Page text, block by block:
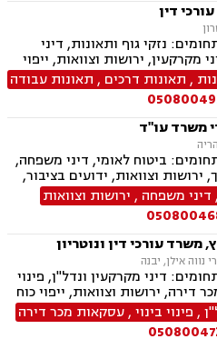
דין
נזקי גוף ותאונות, דיני
מקרקעין, ירושות וצוואות, ייפוי
, תאונות דרכים , תאונות עבודה
משרד עו"ד
ביטוח לאומי, דיני משפחה,
ירושות וצוואות, ידועים בציבור,
במשפחה, מזונות, אפוטרופסות,
ונדל"ן, עסקאות מכר דירה, נזקי
דרכים, תאונות ספורט, תאונות
דיני משפחה , ירושות וצוואות
משרד עורכי דין ונוטריון
דיני מקרקעין ונדל"ן, פינוי
דירה, ירושות וצוואות, ייפוי כוח
מתמשך, מיסוי נדל"ן, תמ"א 38, הסכמי ממון,
מגרשים לבניה.
, פינוי בינוי,עסקאות מכר דירה